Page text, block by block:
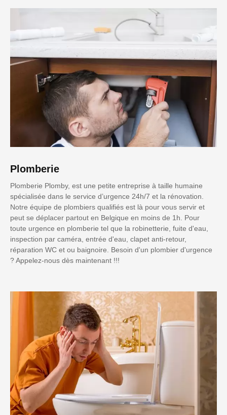
Plomberie
Plomberie Plomby, est une petite entreprise à taille humaine
spécialisée dans le service d’urgence 24h/7 et la rénovation.
Notre équipe de plombiers qualifiés est là pour vous servir et
peut se déplacer partout en Belgique en moins de 1h. Pour
toute urgence en plomberie tel que la robinetterie, fuite d'eau,
inspection par caméra, entrée d'eau, clapet anti-retour,
réparation WC et ou baignoire. Besoin d'un plombier d'urgence
? Appelez-nous dès maintenant !!!